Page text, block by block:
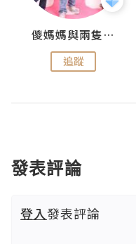
儍媽媽與兩隻小魔怪之家
追蹤
發表評論
登入發表評論